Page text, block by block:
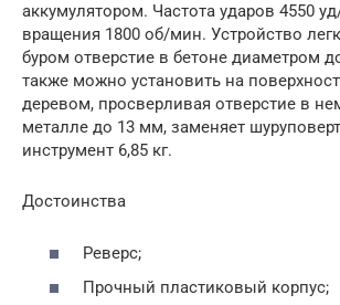
аккумулятором. Частота ударов 4550
вращения 1800 об/мин. Устройство
буром отверстие в бетоне диаметром
также можно установить на
деревом, просверливая отверстие в
металле до 13 мм, заменяет
инструмент 6,85 кг.
Достоинства
Реверс;
Прочный пластиковый корпус;